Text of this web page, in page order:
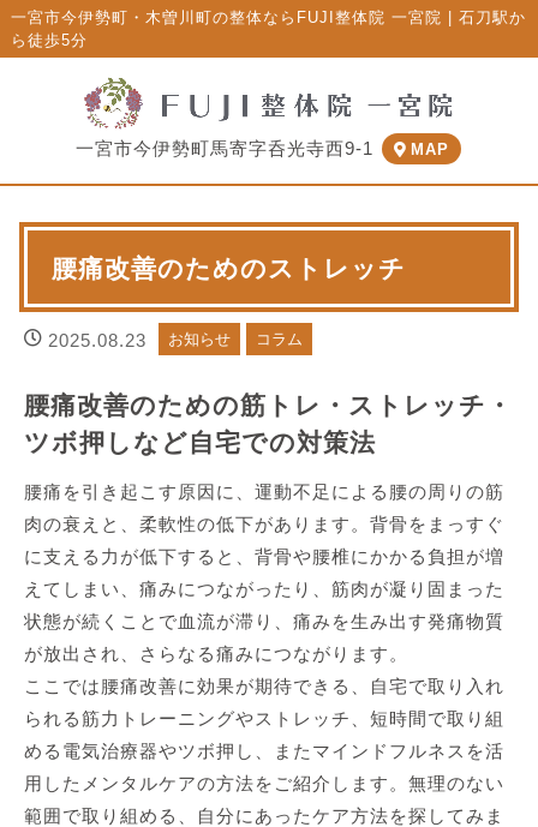
一宮市今伊勢町・木曽川町の整体ならFUJI整体院 一宮院 | 石刀駅か
ら徒歩5分
一宮市今伊勢町馬寄字呑光寺西9-1 MAP
腰痛改善のためのストレッチ
2025.08.23 お知らせ コラム
腰痛改善のための筋トレ・ストレッチ・
ツボ押しなど自宅での対策法
腰痛を引き起こす原因に、運動不足による腰の周りの筋
肉の衰えと、柔軟性の低下があります。背骨をまっすぐ
に支える力が低下すると、背骨や腰椎にかかる負担が増
えてしまい、痛みにつながったり、筋肉が凝り固まった
状態が続くことで血流が滞り、痛みを生み出す発痛物質
が放出され、さらなる痛みにつながります。
ここでは腰痛改善に効果が期待できる、自宅で取り入れ
られる筋力トレーニングやストレッチ、短時間で取り組
める電気治療器やツボ押し、またマインドフルネスを活
用したメンタルケアの方法をご紹介します。無理のない
範囲で取り組める、自分にあったケア方法を探してみま